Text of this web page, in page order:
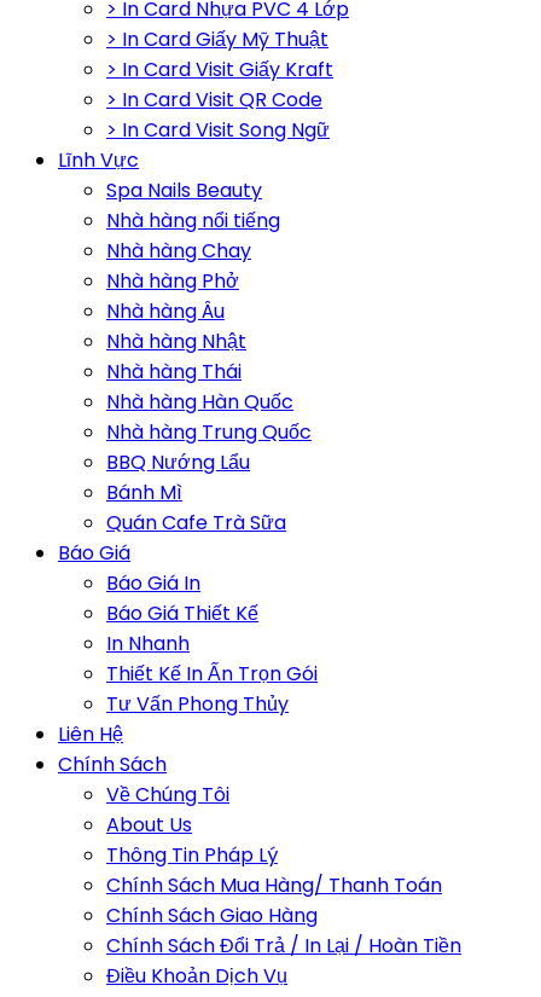
> In Card Nhựa PVC 4 Lớp
> In Card Giấy Mỹ Thuật
> In Card Visit Giấy Kraft
> In Card Visit QR Code
> In Card Visit Song Ngữ
Lĩnh Vực
Spa Nails Beauty
Nhà hàng nổi tiếng
Nhà hàng Chay
Nhà hàng Phở
Nhà hàng Âu
Nhà hàng Nhật
Nhà hàng Thái
Nhà hàng Hàn Quốc
Nhà hàng Trung Quốc
BBQ Nướng Lẩu
Bánh Mì
Quán Cafe Trà Sữa
Báo Giá
Báo Giá In
Báo Giá Thiết Kế
In Nhanh
Thiết Kế In Ấn Trọn Gói
Tư Vấn Phong Thủy
Liên Hệ
Chính Sách
Về Chúng Tôi
About Us
Thông Tin Pháp Lý
Chính Sách Mua Hàng/ Thanh Toán
Chính Sách Giao Hàng
Chính Sách Đổi Trả / In Lại / Hoàn Tiền
Điều Khoản Dịch Vụ